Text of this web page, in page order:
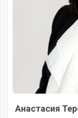
Анастасия